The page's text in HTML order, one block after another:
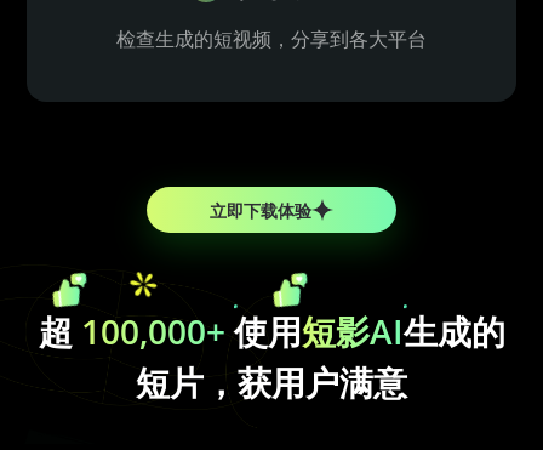
检查生成的短视频，分享到各大平台
立即下载体验
超 100,000+使用短影AI生成的
短片，获用户满意